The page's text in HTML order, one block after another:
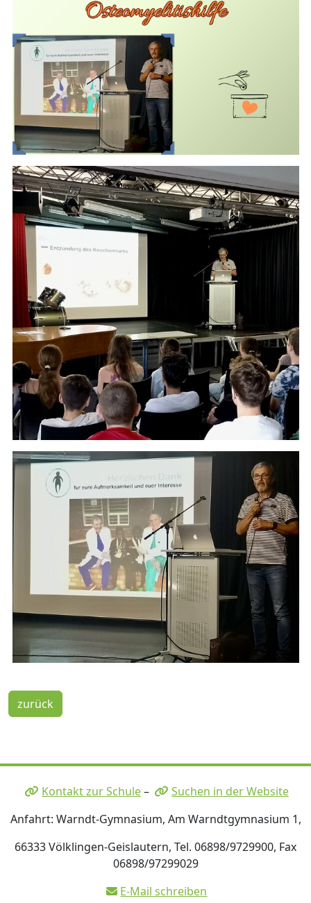
zurück
Kontakt zur Schule–
Suchen in der Website
Anfahrt: Warndt-Gymnasium, Am Warndtgymnasium 1,
66333 Völklingen-Geislautern, Tel. 06898/9729900, Fax
06898/97299029
E-Mail schreiben